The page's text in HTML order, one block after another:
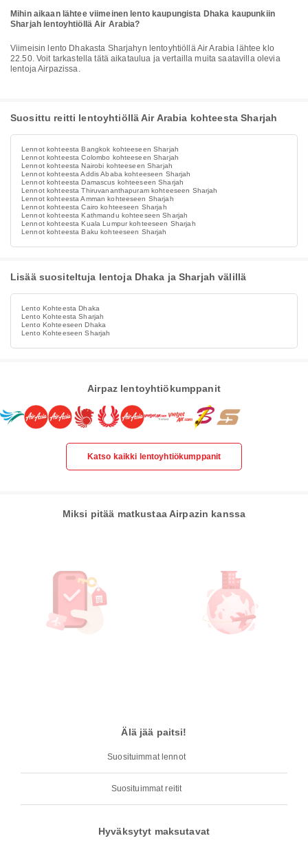
Mihin aikaan lähtee viimeinen lento kaupungista Dhaka kaupunkiin
Sharjah lentoyhtiöllä Air Arabia?
Viimeisin lento Dhakasta Sharjahyn lentoyhtiöllä Air Arabia lähtee klo
22.50. Voit tarkastella tätä aikataulua ja vertailla muita saatavilla olevia
lentoja Airpazissa.
Suosittu reitti lentoyhtiöllä Air Arabia kohteesta Sharjah
Lennot kohteesta Bangkok kohteeseen Sharjah
Lennot kohteesta Colombo kohteeseen Sharjah
Lennot kohteesta Nairobi kohteeseen Sharjah
Lennot kohteesta Addis Ababa kohteeseen Sharjah
Lennot kohteesta Damascus kohteeseen Sharjah
Lennot kohteesta Thiruvananthapuram kohteeseen Sharjah
Lennot kohteesta Amman kohteeseen Sharjah
Lennot kohteesta Cairo kohteeseen Sharjah
Lennot kohteesta Kathmandu kohteeseen Sharjah
Lennot kohteesta Kuala Lumpur kohteeseen Sharjah
Lennot kohteesta Baku kohteeseen Sharjah
Lisää suositeltuja lentoja Dhaka ja Sharjah välillä
Lento Kohteesta Dhaka
Lento Kohteesta Sharjah
Lento Kohteeseen Dhaka
Lento Kohteeseen Sharjah
Airpaz lentoyhtiökumppanit
Katso kaikki lentoyhtiökumppanit
Miksi pitää matkustaa Airpazin kanssa
Älä jää paitsi!
Suosituimmat lennot
Suosituimmat reitit
Hyväksytyt maksutavat